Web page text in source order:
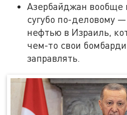
Азербайджан вообще
сугубо по-деловому
нефтью в Израиль,
чем-то свои
заправлять.